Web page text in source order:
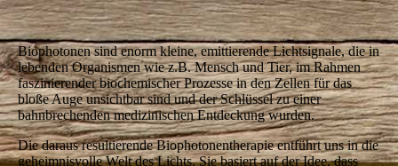
Biophotonen sind enorm kleine, emittierende Lichtsignale, die in
lebenden Organismen wie z.B. Mensch und Tier, im Rahmen
faszinierender biochemischer Prozesse in den Zellen für das
bloße Auge unsichtbar sind und der Schlüssel zu einer
bahnbrechenden medizinischen Entdeckung wurden.
Die daraus resultierende Biophotonentherapie entführt uns in die
geheimnisvolle Welt des Lichts. Sie basiert auf der Idee, dass